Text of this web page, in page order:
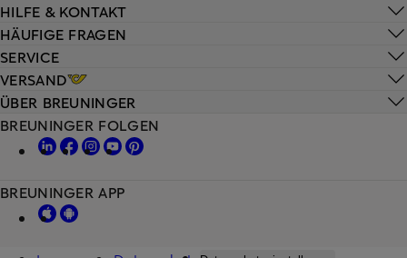
HILFE & KONTAKT
HÄUFIGE FRAGEN
SERVICE
VERSAND
ÜBER BREUNINGER
BREUNINGER FOLGEN
BREUNINGER APP